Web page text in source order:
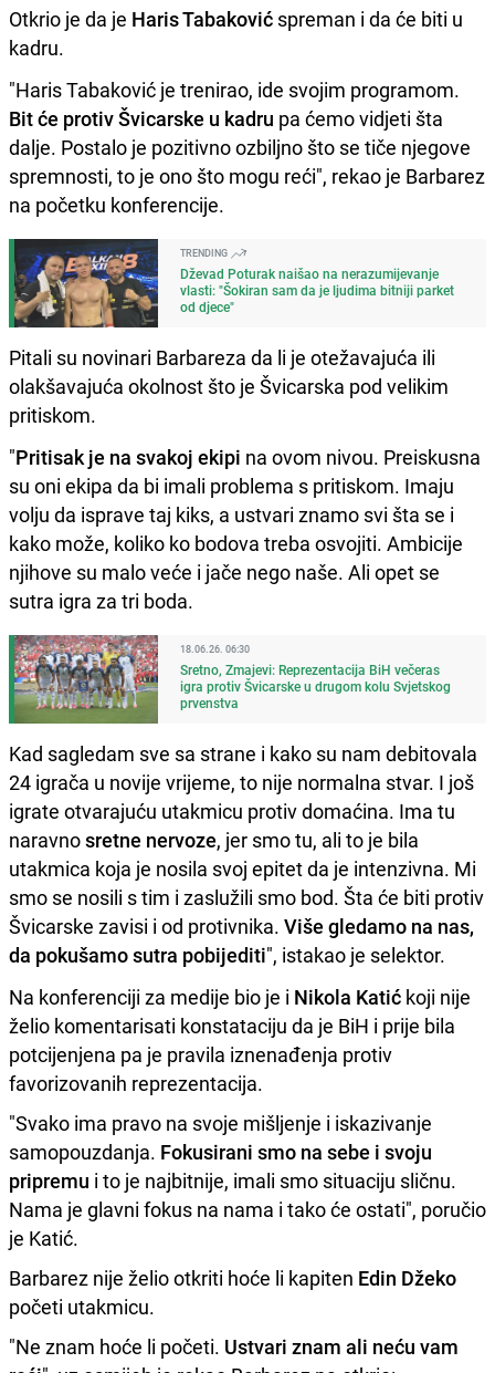
Otkrio je da je Haris Tabaković spreman i da će biti u
kadru.
"Haris Tabaković je trenirao, ide svojim programom.
Bit će protiv Švicarske u kadru pa ćemo vidjeti šta
dalje. Postalo je pozitivno ozbiljno što se tiče njegove
spremnosti, to je ono što mogu reći", rekao je Barbarez
na početku konferencije.
TRENDING
Dževad Poturak naišao na nerazumijevanje
vlasti: "Šokiran sam da je ljudima bitniji parket
od djece"
Pitali su novinari Barbareza da li je otežavajuća ili
olakšavajuća okolnost što je Švicarska pod velikim
pritiskom.
"Pritisak je na svakoj ekipi na ovom nivou. Preiskusna
su oni ekipa da bi imali problema s pritiskom. Imaju
volju da isprave taj kiks, a ustvari znamo svi šta se i
kako može, koliko ko bodova treba osvojiti. Ambicije
njihove su malo veće i jače nego naše. Ali opet se
sutra igra za tri boda.
18.06.26. 06:30
Sretno, Zmajevi: Reprezentacija BiH večeras
igra protiv Švicarske u drugom kolu Svjetskog
prvenstva
Kad sagledam sve sa strane i kako su nam debitovala
24 igrača u novije vrijeme, to nije normalna stvar. I još
igrate otvarajuću utakmicu protiv domaćina. Ima tu
naravnosretne nervoze, jer smo tu, ali to je bila
utakmica koja je nosila svoj epitet da je intenzivna. Mi
smo se nosili s tim i zaslužili smo bod. Šta će biti protiv
Švicarske zavisi i od protivnika. Više gledamo na nas,
da pokušamo sutra pobijediti", istakao je selektor.
Na konferenciji za medije bio je i Nikola Katić koji nije
želio komentarisati konstataciju da je BiH i prije bila
potcijenjena pa je pravila iznenađenja protiv
favorizovanih reprezentacija.
"Svako ima pravo na svoje mišljenje i iskazivanje
samopouzdanja. Fokusirani smo na sebe i svoju
pripremu i to je najbitnije, imali smo situaciju sličnu.
Nama je glavni fokus na nama i tako će ostati", poručio
je Katić.
Barbarez nije želio otkriti hoće li kapiten Edin Džeko
početi utakmicu.
"Ne znam hoće li početi. Ustvari znam ali neću vam